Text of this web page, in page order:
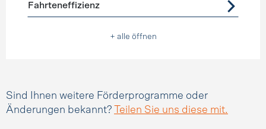
Fahrteneffizienz
+ alle öffnen
Sind Ihnen weitere Förderprogramme oder
Änderungen bekannt?
Teilen Sie uns diese mit.